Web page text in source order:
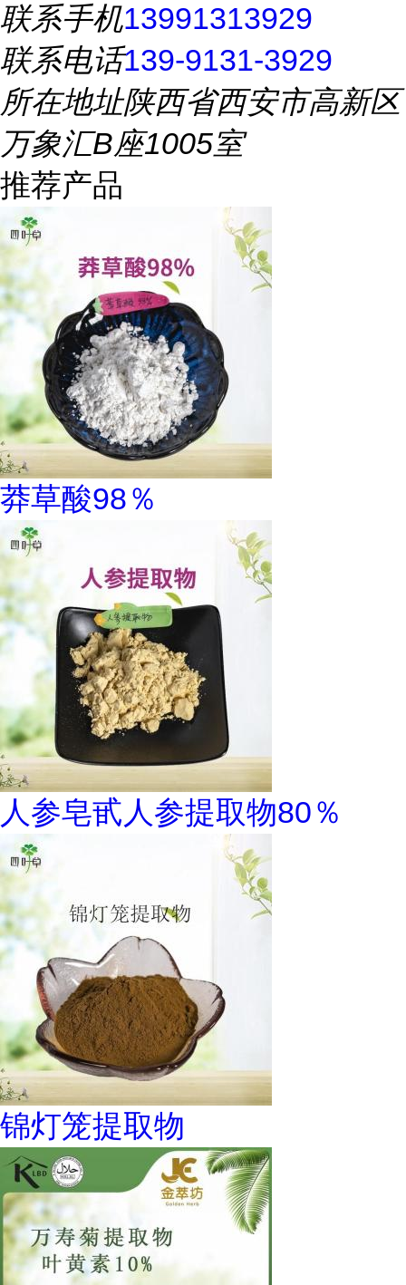
联系手机13991313929
联系电话139-9131-3929
所在地址陕西省西安市高新区
万象汇B座1005室
推荐产品
莽草酸98％
人参皂甙人参提取物80％
锦灯笼提取物